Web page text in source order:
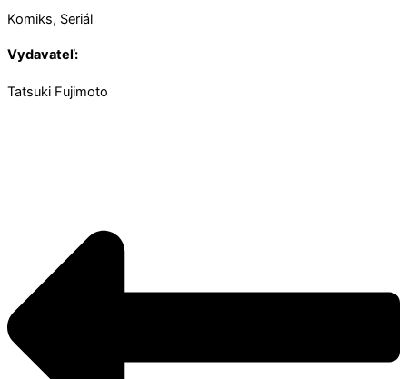
Komiks, Seriál
Vydavateľ:
Tatsuki Fujimoto